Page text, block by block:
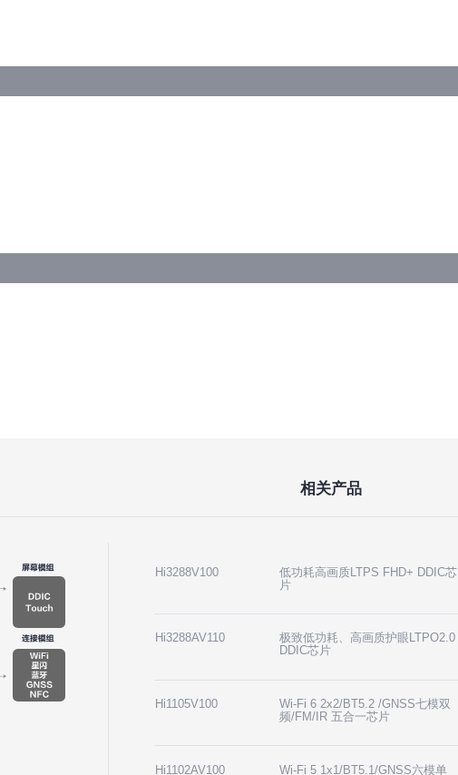
相关产品
Hi3288V100
低功耗高画质LTPS FHD+ DDIC芯
片
Hi3288AV110
极致低功耗、高画质护眼LTPO2.0
DDIC芯片
Hi1105V100
Wi-Fi 6 2x2/BT5.2 /GNSS七模双
频/FM/IR 五合一芯片
Hi1102AV100 Wi-Fi 5 1x1/BT5.1/GNSS六模单